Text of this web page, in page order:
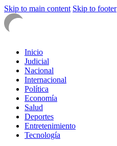
Skip to main content Skip to footer
Inicio
Judicial
Nacional
Internacional
Política
Economía
Salud
Deportes
Entretenimiento
Tecnología